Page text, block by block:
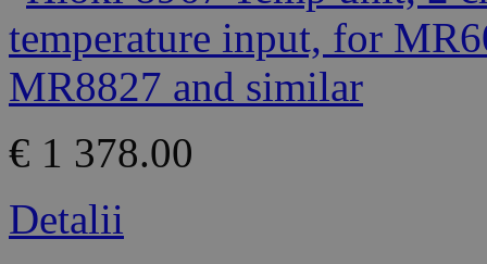
€ 1 378.00
Detalii